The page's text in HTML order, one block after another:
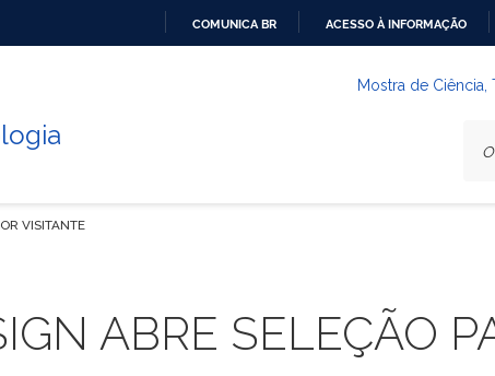
COMUNICA BR ACESSO À INFORMAÇÃO
Mostra de Ciência,
VISITANTE
ABRE SELEÇÃO